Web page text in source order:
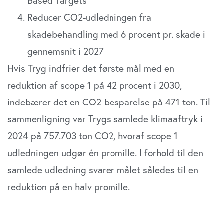
sociale medier, annonceringspartnere og
analysepartnere. Vores partnere kan kombinere disse
data med andre oplysninger, du har givet dem, eller som
de har indsamlet fra din brug af deres tjenester. Du
samtykker til vores cookies, hvis du fortsætter med at
anvende vores hjemmeside.
Reducer CO2-udledningen fra
skadebehandling med 6 procent pr. skade i
gennemsnit i 2027
Hvis Tryg indfrier det første mål med en
reduktion af scope 1 på 42 procent i 2030,
indebærer det en CO2-besparelse på 471 ton. Til
sammenligning var Trygs samlede klimaaftryk i
2024 på 757.703 ton CO2, hvoraf scope 1
udledningen udgør én promille. I forhold til den
samlede udledning svarer målet således til en
reduktion på en halv promille.